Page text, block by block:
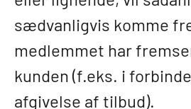
sædvanligvis komme
medlemmet har
kunden (f.eks. i
afgivelse af tilbud).